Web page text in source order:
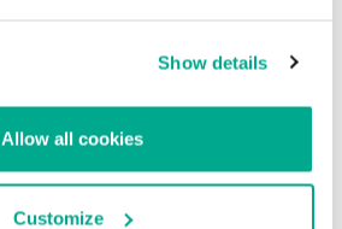
Show details
Allow all cookies
Customize